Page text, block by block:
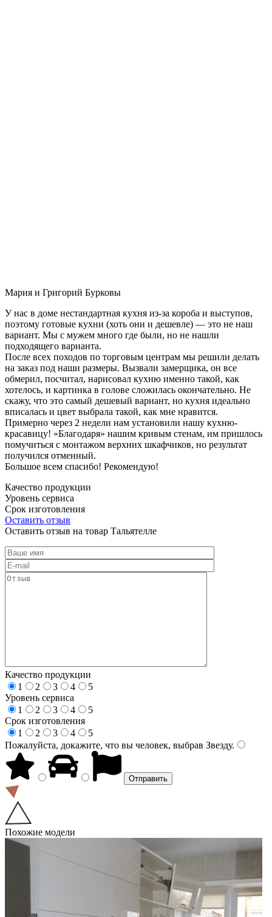
Мария и Григорий Бурковы
У нас в доме нестандартная кухня из-за короба и выступов,
поэтому готовые кухни (хоть они и дешевле) — это не наш
вариант. Мы с мужем много где были, но не нашли
подходящего варианта.
После всех походов по торговым центрам мы решили делать
на заказ под наши размеры. Вызвали замерщика, он все
обмерил, посчитал, нарисовал кухню именно такой, как
хотелось, и картинка в голове сложилась окончательно. Не
скажу, что это самый дешевый вариант, но кухня идеально
вписалась и цвет выбрала такой, как мне нравится.
Примерно через 2 недели нам установили нашу кухню-
красавицу! «Благодаря» нашим кривым стенам, им пришлось
помучиться с монтажом верхних шкафчиков, но результат
получился отменный.
Большое всем спасибо! Рекомендую!
Качество продукции
Уровень сервиса
Срок изготовления
Оставить отзыв
Оставить отзыв на товар Тальятелле
Качество продукции
1
2 3 4
5
Уровень сервиса
1
2 3 4
5
Срок изготовления
1
2 3 4
5
Пожалуйста, докажите, что вы человек, выбрав Звезду.
Похожие модели